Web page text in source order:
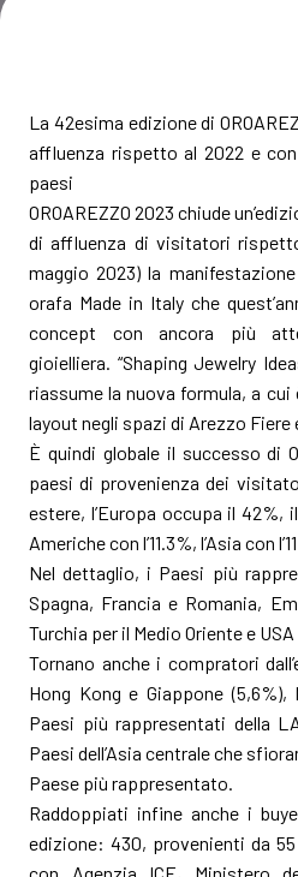
SCOPRI DI PIÙ
AREA RISERVATA VISITATORI
person
A cura di:
La 42esima edizione di
affluenza rispetto al 2022 e
paesi
OROAREZZO 2023 chiude
di affluenza di visitatori
maggio 2023) la
orafa Made in Italy che
concept con ancora più
gioielliera. “Shaping Jewelry
riassume la nuova formula, a
layout negli spazi di Arezzo Fiere
È quindi globale il successo di
paesi di provenienza dei
estere, l’Europa occupa il 42%,
Americhe con l’11.3%, l’Asia con
Nel dettaglio, i Paesi più
Spagna, Francia e Romania,
Turchia per il Medio Oriente e
Tornano anche i compratori
Hong Kong e Giappone
Paesi più rappresentati della
Paesi dell’Asia centrale che
Paese più rappresentato.
Raddoppiati infine anche i
edizione: 430, provenienti da